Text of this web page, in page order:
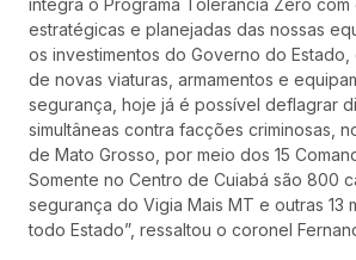
integra o Programa Tolerância Zero
estratégicas e planejadas das nossas
os investimentos do Governo do
de novas viaturas, armamentos e
segurança, hoje já é possível deflagrar
simultâneas contra facções criminosas,
de Mato Grosso, por meio dos 15
Somente no Centro de Cuiabá são 800
segurança do Vigia Mais MT e outras 13
todo Estado”, ressaltou o coronel